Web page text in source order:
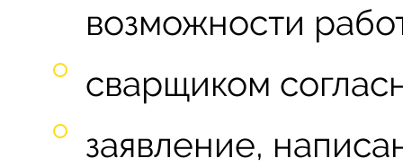
возможности
сварщиком
заявление,